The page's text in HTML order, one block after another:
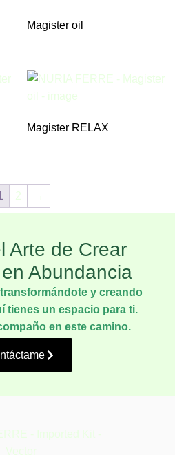
Magister oil
Magister RELAX
2 →
Arte de Crear
Abundancia
y creando
tienes un espacio para ti.
en este camino.